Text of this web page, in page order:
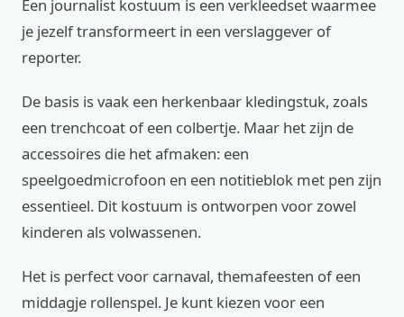
Een journalist kostuum is een verkleedset waarmee
je jezelf transformeert in een verslaggever of
reporter.
De basis is vaak een herkenbaar kledingstuk, zoals
een trenchcoat of een colbertje. Maar het zijn de
accessoires die het afmaken: een
speelgoedmicrofoon en een notitieblok met pen zijn
essentieel. Dit kostuum is ontworpen voor zowel
kinderen als volwassenen.
Het is perfect voor carnaval, themafeesten of een
middagje rollenspel. Je kunt kiezen voor een